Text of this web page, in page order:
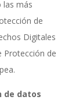
las más
de
Digitales
Protección de
de datos